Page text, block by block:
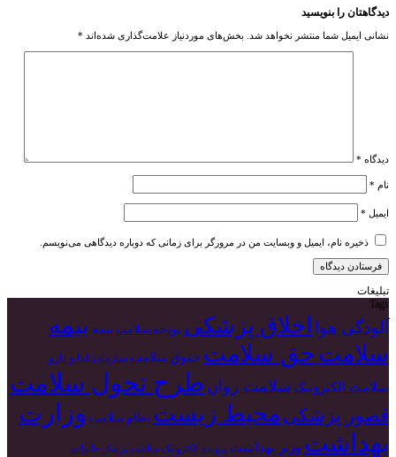
دیدگاهتان را بنویسید
نشانی ایمیل شما منتشر نخواهد شد. بخش‌های موردنیاز علامت‌گذاری شده‌اند *
دیدگاه *
نام *
ایمیل *
ذخیره نام، ایمیل و وبسایت من در مرورگر برای زمانی که دوباره دیدگاهی می‌نویسم.
تبلیغات
Tags
آلودگی هوا اخلاق پزشکی بودجه سلامت بیمه بیمه
سلامت حق سلامت حقوق سلامت سازمان غذا و دارو
سلامت الکترونیک سلامت روان طرح تحول سلامت
قصور پزشکی محیط زیست نظام سلامت وزارت
بهداشت وزیر بهداشت پرونده الکترونیک سلامت پزشک خانواده